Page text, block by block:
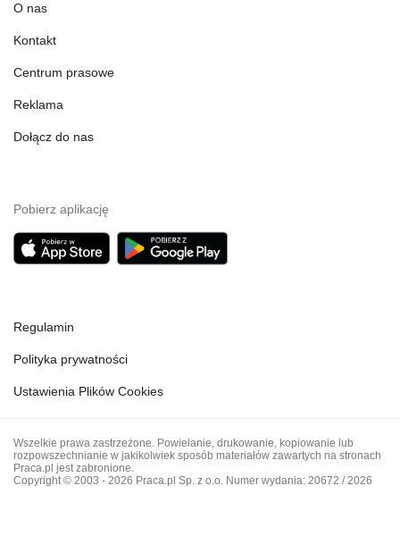
O nas
Kontakt
Centrum prasowe
Reklama
Dołącz do nas
Pobierz aplikację
Regulamin
Polityka prywatności
Ustawienia Plików Cookies
Wszelkie prawa zastrzeżone. Powielanie, drukowanie, kopiowanie lub
rozpowszechnianie w jakikolwiek sposób materiałów zawartych na stronach
Praca.pl jest zabronione.
Copyright © 2003 - 2026 Praca.pl Sp. z o.o. Numer wydania: 20672 / 2026